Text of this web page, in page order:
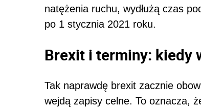
natężenia ruchu, wydłużą czas
po 1 stycznia 2021 roku.
Brexit i terminy: kiedy
Tak naprawdę brexit zacznie
wejdą zapisy celne. To oznacza,